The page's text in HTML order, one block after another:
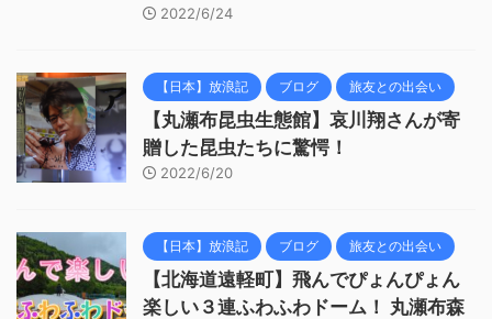
2022/6/24
【日本】放浪記 ブログ 旅友との出会い
【丸瀬布昆虫生態館】哀川翔さんが寄
贈した昆虫たちに驚愕！
2022/6/20
【日本】放浪記 ブログ 旅友との出会い
【北海道遠軽町】飛んでぴょんぴょん
楽しい３連ふわふわドーム！ 丸瀬布森